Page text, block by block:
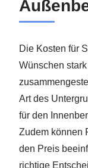
Die Kosten für
Wünschen
Art des
für den
Zudem können
den Preis
richtige